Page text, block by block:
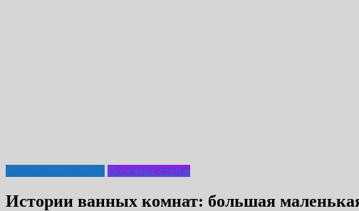
Полезные статьи
Истории ванных комнат: большая